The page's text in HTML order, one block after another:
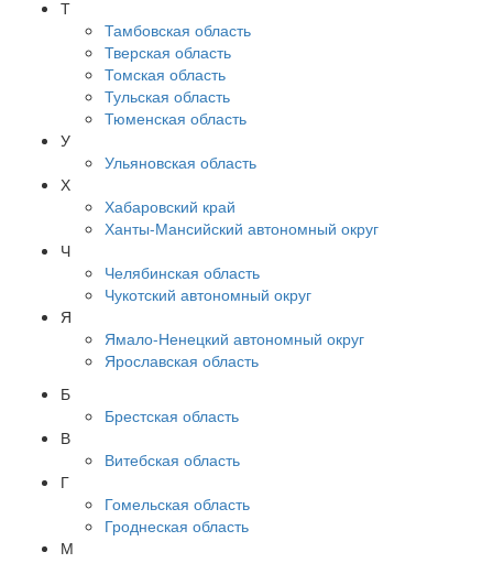
Т
Тамбовская область
Тверская область
Томская область
Тульская область
Тюменская область
У
Ульяновская область
Х
Хабаровский край
Ханты-Мансийский автономный округ
Ч
Челябинская область
Чукотский автономный округ
Я
Ямало-Ненецкий автономный округ
Ярославская область
Б
Брестская область
В
Витебская область
Г
Гомельская область
Гроднеская область
М